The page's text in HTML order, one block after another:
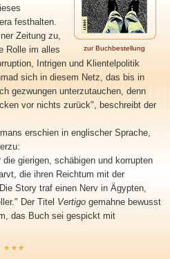
zur Buchbestellung
festhalten.
Zeitung zu,
Rolle im alles
Intrigen und Klientelpolitik
sich in diesem Netz, das bis in
gezwungen unterzutauchen, denn
vor nichts zurück", beschreibt der
erschien in englischer Sprache,
gierigen, schäbigen und korrupten
die ihren Reichtum mit der
Story traf einen Nerv in Ägypten,
Der Titel Vertigogemahne bewusst
das Buch sei gespickt mit
***